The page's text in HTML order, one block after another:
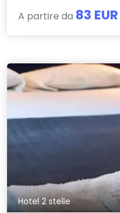
A partire da 83 EUR
Hotel 2 stelle